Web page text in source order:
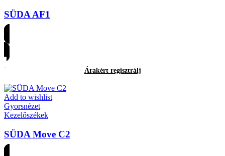
SÜDA AF1
Árakért regisztrálj
Add to wishlist
Gyorsnézet
Kezelőszékek
SÜDA Move C2